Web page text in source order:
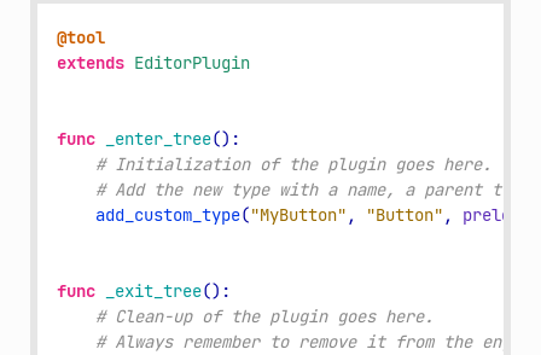
@tool
extends EditorPlugin
func _enter_tree():
# Initialization of the plugin goes here.
# Add the new type with a name, a parent
add_custom_type("MyButton" , "Button" , preload
func _exit_tree():
# Clean-up of the plugin goes here.
# Always remember to remove it from the